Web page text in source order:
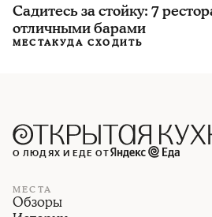
Садитесь за стойку: 7
отличными барами
МЕСТАКУДА СХОДИТЬ
О ЛЮДЯХ И ЕДЕ ОТ
МЕСТА
Обзоры